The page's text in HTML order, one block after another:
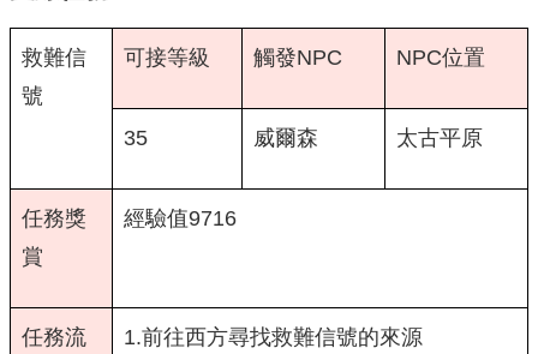
救難信
號
可接等級 觸發NPC NPC位置
35 威爾森 太古平原
任務獎
賞
經驗值9716
任務流
1.前往西方尋找救難信號的來源